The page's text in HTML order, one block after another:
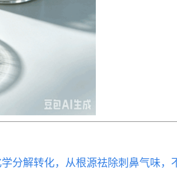
分解转化，从根源祛除刺鼻气味，